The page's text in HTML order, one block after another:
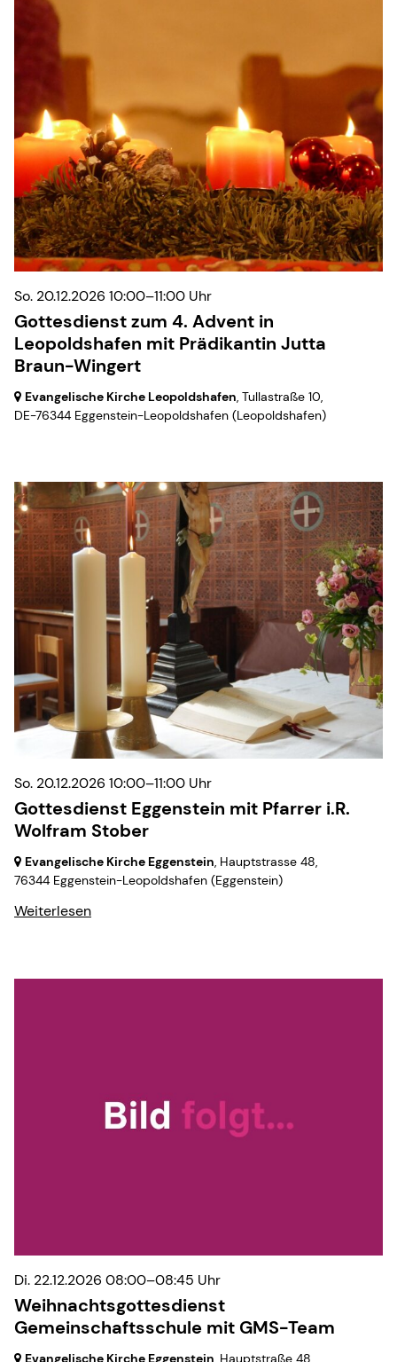
So. 20.12.2026 10:00–11:00 Uhr
Gottesdienst zum 4. Advent in
Leopoldshafen mit Prädikantin Jutta
Braun-Wingert
Evangelische Kirche Leopoldshafen, Tullastraße 10,
DE-76344 Eggenstein-Leopoldshafen (Leopoldshafen)
So. 20.12.2026 10:00–11:00 Uhr
Gottesdienst Eggenstein mit Pfarrer i.R.
Wolfram Stober
Evangelische Kirche Eggenstein, Hauptstrasse 48,
76344 Eggenstein-Leopoldshafen (Eggenstein)
Weiterlesen
Di. 22.12.2026 08:00–08:45 Uhr
Weihnachtsgottesdienst
Gemeinschaftsschule mit GMS-Team
Evangelische Kirche Eggenstein , Hauptstraße 48,